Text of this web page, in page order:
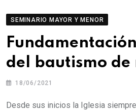
SEMINARIO MAYOR Y MENOR
del bautismo de
18/06/2021
Desde sus inicios la Iglesia